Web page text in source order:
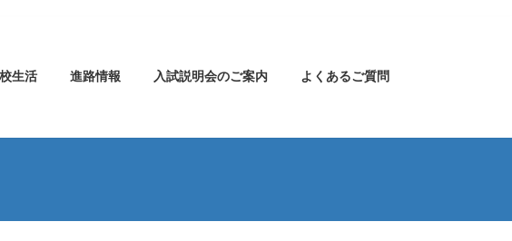
生活 進路情報 入試説明会のご案内 よくあるご質問